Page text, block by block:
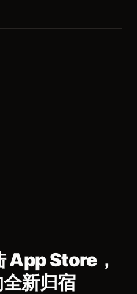
App Store，
新归宿